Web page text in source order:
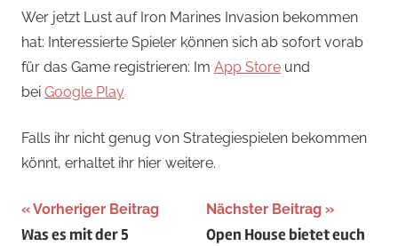
Wer jetzt Lust auf Iron Marines Invasion bekommen
hat: Interessierte Spieler können sich ab sofort vorab
für das Game registrieren: Im App Store und
bei Google Play
Falls ihr nicht genug von Strategiespielen bekommen
könnt, erhaltet ihr hier weitere.
Beitragsnavigation
Vorheriger Beitrag
Was es mit der 5
Nächster Beitrag
Open House bietet euch